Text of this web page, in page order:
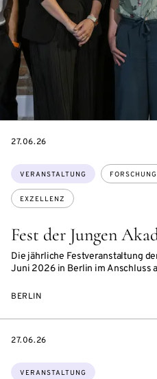
Fest der Jungen
Die jährliche Festveranstaltung
Juni 2026 in Berlin im Anschluss
Themen:
VERANSTALTUNG
EXZELLENZ
EVENTBEGINSON
27.06.26
BERLIN
Themen:
VERANSTALTUNG
EVENTBEGINSON
27.06.26